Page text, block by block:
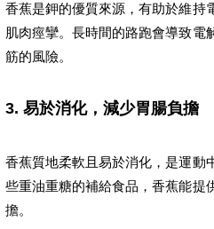
香蕉是鉀的優質來源，有助於維持
肌肉痙攣。長時間的路跑會導致電
筋的風險。
3. 易於消化，減少胃腸負擔
香蕉質地柔軟且易於消化，是運動
些重油重糖的補給食品，香蕉能提
擔。